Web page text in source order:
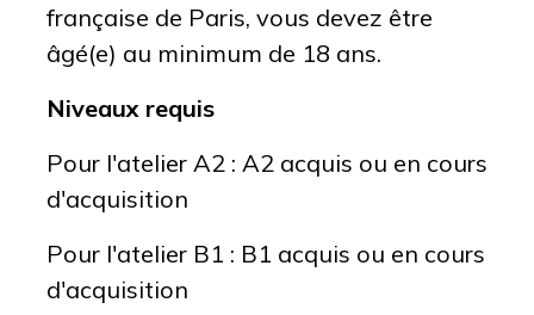
française de Paris, vous devez être
âgé(e) au minimum de 18 ans.
Niveaux requis
Pour l'atelier A2 : A2 acquis ou en cours
d'acquisition
Pour l'atelier B1 : B1 acquis ou en cours
d'acquisition